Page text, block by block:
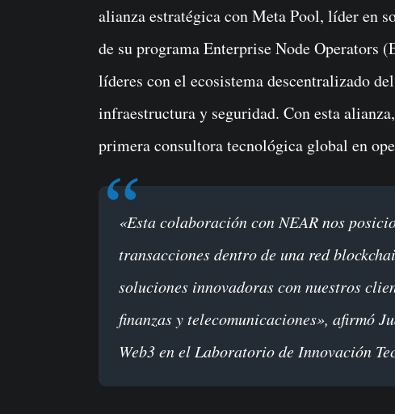
alianza estratégica con Meta Pool, líder en
de su programa Enterprise Node Operators
líderes con el ecosistema descentralizado
infraestructura y seguridad. Con esta
primera consultora tecnológica global en
«Esta colaboración con NEAR nos posiciona como pioneros en la validación de
transacciones dentro de una red
soluciones innovadoras con nuestros
finanzas y telecomunicaciones», afirmó
Web3 en el Laboratorio de Innovación